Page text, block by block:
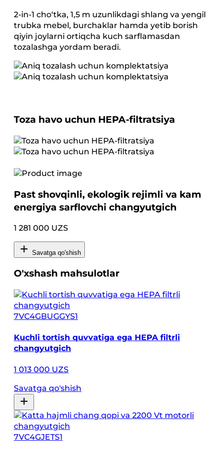
2-in-1 cho‘tka, 1,5 m uzunlikdagi shlang va yengil
trubka mebel, burchaklar hamda yetib borish
qiyin joylarni ortiqcha kuch sarflamasdan
tozalashga yordam beradi.
Toza havo uchun HEPA-filtratsiya
Past shovqinli, ekologik rejimli va kam
energiya sarflovchi changyutgich
1 281 000 UZS
Savatga qo'shish
O'xshash mahsulotlar
7VC4GBUGGYS1
Kuchli tortish quvvatiga ega HEPA filtrli
changyutgich
1 013 000 UZS
Savatga qo'shish
7VC4GJETS1